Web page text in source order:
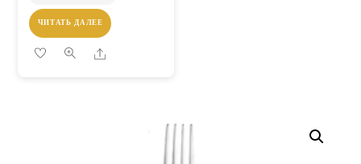
ЧИТАТЬ ДАЛЕЕ
Share